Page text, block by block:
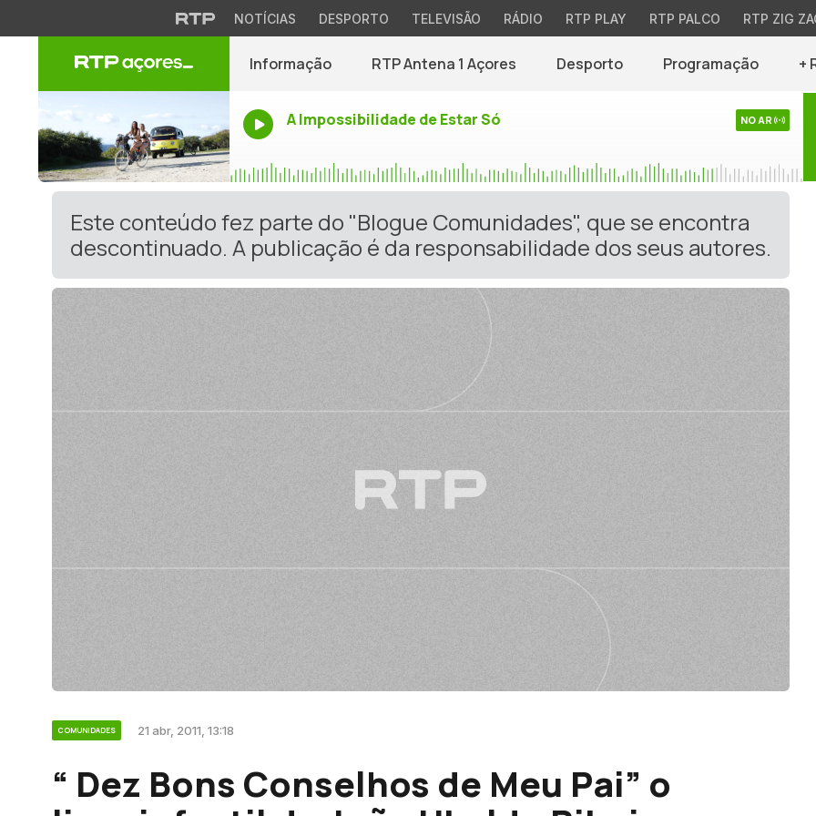
NOTÍCIAS DESPORTO TELEVISÃO RÁDIO RTP PLAY RTP PALCO RTP ZIG
Informação RTP Antena 1 Açores Desporto Programação +
A Impossibilidade de Estar Só NO AR
Este conteúdo fez parte do "Blogue Comunidades", que se encontra
descontinuado. A publicação é da responsabilidade dos seus autores.
COMUNIDADES 21 abr, 2011, 13:18
“ Dez Bons Conselhos de Meu Pai” o